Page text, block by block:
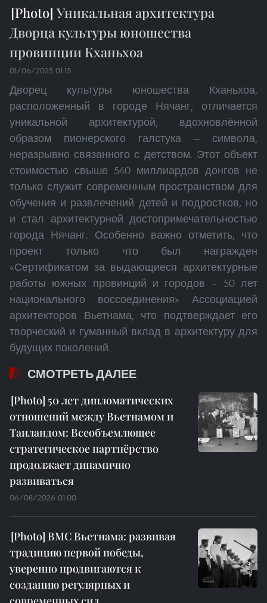
Уникальная архитектура
Дворца культуры юношества
провинции Кханьхоа
01/06/2025 01:15
Дворец культуры юношества Кханьхоа,
расположенный в городе Нячанг, отличается
уникальной архитектурой, вдохновлённой
образом пионерского галстука — символа,
неразрывно связанного с детством. Этот объект
стоимостью свыше 540 миллиардов донгов не
только служит современным пространством для
обучения и развлечений детей и подростков, но
и стал архитектурной достопримечательностью
города Нячанг. Особенно важно отметить, что
проект только что был награжден
«Сертификатом за выдающиеся архитектурные
работы южных провинций и городов – 50 лет
национального воссоединения» Ассоциацией
архитекторов Вьетнама, что подтверждает его
творческий и гуманный вклад в архитектуру для
будущих поколений.
СМОТРЕТЬ ДАЛЕЕ
50 лет дипломатических
отношений между Вьетнамом и
Таиландом: Всеобъемлющее
стратегическое партнёрство
продолжает динамично
развиваться
06/08/2026 01:00
ВМС Вьетнама: развивая
традицию первой победы,
уверенно продвигаются к
созданию регулярных и